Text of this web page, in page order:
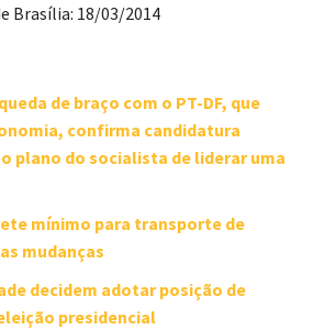
Brasília: 18/03/2014
de braço com o PT-DF, que
confirma candidatura
plano do socialista de liderar uma
mínimo para transporte de
mudanças
decidem adotar posição de
presidencial